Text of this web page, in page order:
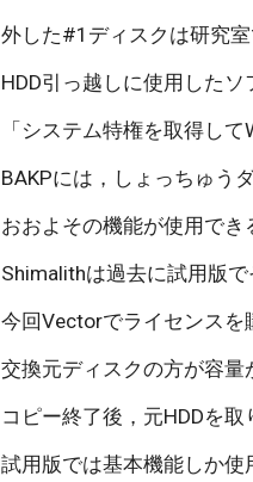
外した#1ディスクは研究
HDD引っ越しに使用した
「システム特権を取得し
BAKPには，しょっちゅう
おおよその機能が使用でき
Shimalithは過去に試用版
今回Vectorでライセンスを
交換元ディスクの方が容量
コピー終了後，元HDDを
試用版では基本機能しか使